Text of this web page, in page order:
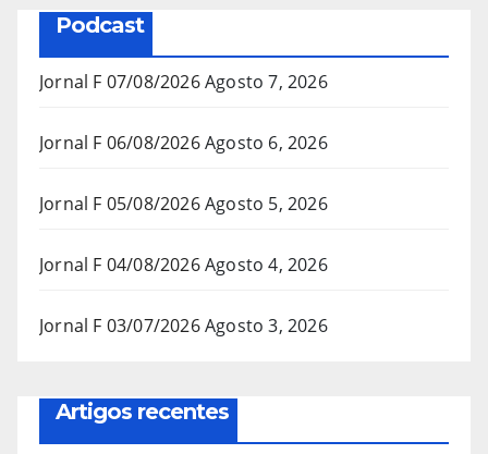
Podcast
Jornal F 07/08/2026Agosto 7, 2026
Jornal F 06/08/2026Agosto 6, 2026
Jornal F 05/08/2026Agosto 5, 2026
Jornal F 04/08/2026Agosto 4, 2026
Jornal F 03/07/2026Agosto 3, 2026
Artigos recentes